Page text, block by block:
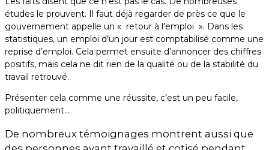
études le prouvent. Il faut déjà regarder de près ce que le
gouvernement appelle un « retour à l’emploi ». Dans les
statistiques, un emploi d’un jour est comptabilisé comme une
reprise d’emploi. Cela permet ensuite d’annoncer des chiffres
positifs, mais cela ne dit rien de la qualité ou de la stabilité du
travail retrouvé.
Présenter cela comme une réussite, c’est un peu facile,
politiquement…
De nombreux témoignages montrent aussi que